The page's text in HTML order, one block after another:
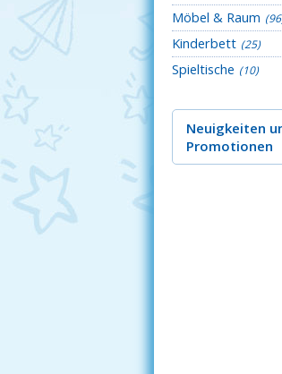
Möbel & Raum
Kinderbett (25)
Spieltische (10)
Neuigkeiten
Promotionen